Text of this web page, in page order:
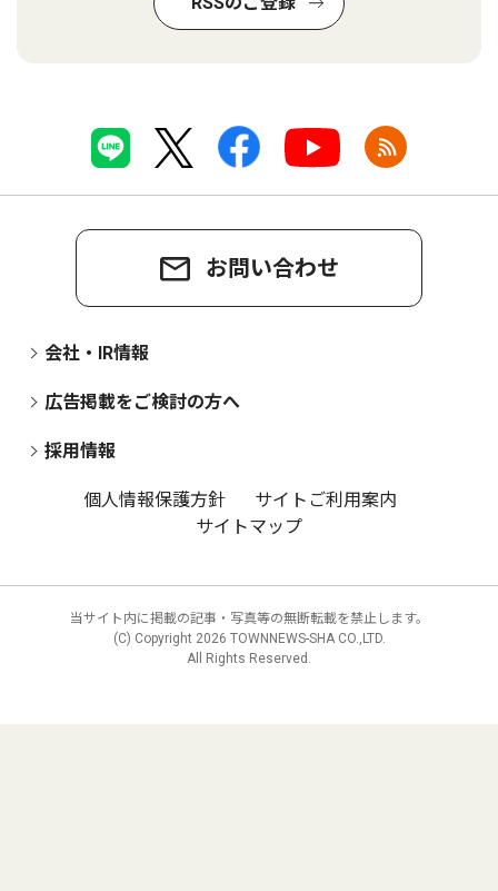
お問い合わせ
会社・IR情報
広告掲載をご検討の方へ
採用情報
個人情報保護方針
サイトご利用案内
サイトマップ
当サイト内に掲載の記事・写真等の無断転載を禁止します。
(C) Copyright 2026 TOWNNEWS-SHA CO.,LTD.
All Rights Reserved.